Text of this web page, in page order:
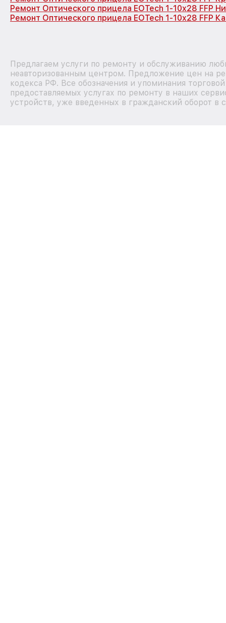
Ремонт Оптического прицела EOTech 1-10x28 FFP
Ремонт Оптического прицела EOTech 1-10x28 FFP
Предлагаем услуги по ремонту и обслуживанию
неавторизованным центром. Предложение цен на
кодекса РФ. Все обозначения и упоминания
предоставляемых услугах по ремонту в наших
устройств, уже введенных в гражданский оборот в